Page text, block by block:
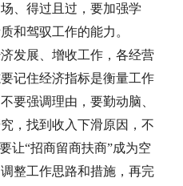
、得过且过，要加强学
和驾驭工作的能力。
发展、增收工作，各经营
记住经济指标是衡量工作
要强调理由，要勤动脑、
，找到收入下滑原因，不
让“招商留商扶商”成为空
整工作思路和措施，再完